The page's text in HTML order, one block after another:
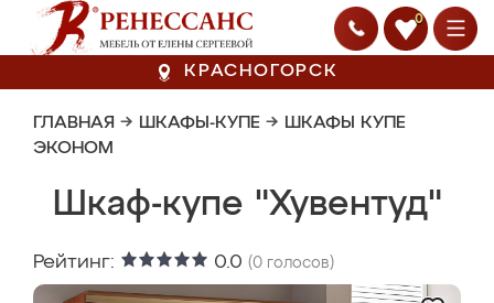
0
КРАСНОГОРСК
ГЛАВНАЯ → ШКАФЫ-КУПЕ → ШКАФЫ КУПЕ
ЭКОНОМ
Шкаф-купе "Хувентуд"
Рейтинг: 0.0 (0 голосов)